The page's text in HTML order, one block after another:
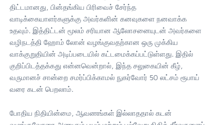
திட்டமானது, பின்தங்கிய பிரிவைச் சேர்ந்த
வாடிக்கையாளர்களுக்கு அவர்களின் கனவுகளை நனவாக்க
உதவும். இத்திட்டன் மூலம் சரியான ஆலோசனையுடன் அவர்களை
வழிநடத்தி ஹோம் லோன் வழங்குவதற்கான ஒரு முக்கிய
வாக்குறுதியின் அடிப்படையில் கட்டமைக்கப்பட்டுள்ளது. இதில்
குறிப்பிடத்தக்கது என்னவென்றால், இந்த சலுகையின் கீழ்,
வருமானச் சான்றை சமர்ப்பிக்காமல் நுகர்வோர் 50 லட்சம் ரூபாய்
வரை கடன் பெறலாம்.
போதிய நிதியின்மை, ஆவணங்கள் இல்லாததால் கடன்